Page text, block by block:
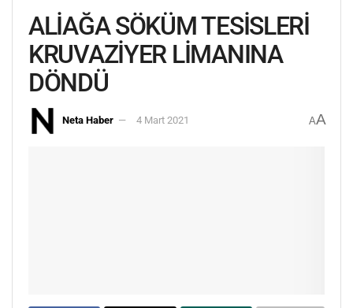
ALİAĞA SÖKÜM TESİSLERİ
KRUVAZİYER LİMANINA
DÖNDÜ
Neta Haber 4 Mart 2021 AA